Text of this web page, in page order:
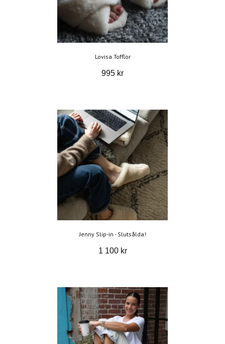
Lovisa Tofflor
995 kr
Jenny Slip-in - Slutsålda!
1 100 kr